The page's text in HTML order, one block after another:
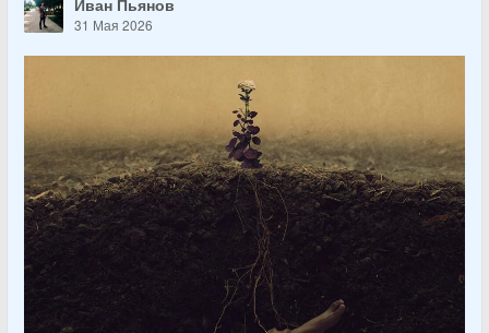
Иван Пьянов
31 Мая 2026